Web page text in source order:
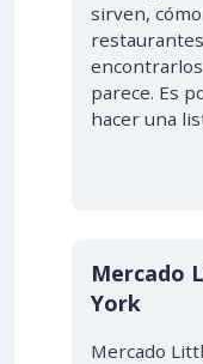
sirven,
parece. Es
hacer una
Mercado
York
Mercado